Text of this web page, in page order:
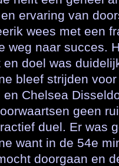
ervaring van
wees met een
weg naar succes.
en doel was
bleef strijden
en Chelsea
geen
duel. Er was
want in de 54e
doorgaan en